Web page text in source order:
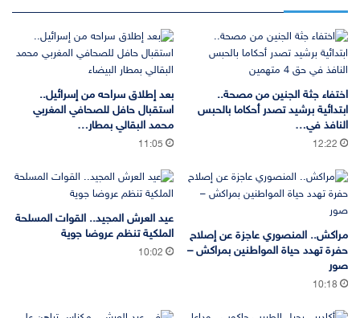
اختفاء جثة الجنين من مصحة..
ابتدائية برشيد تصدر أحكاما بالحبس
النافذ في…
12:22
بعد إطلاق سراحه من إسرائيل..
استقبال حافل للصحافي المغربي
محمد البقالي بمطار…
11:05
مراكش.. المنصوري عاجزة عن إصلاح
حفرة تهدد حياة المواطنين بمراكش –
صور
10:18
عيد العرش المجيد.. القوات المسلحة
الملكية تنظم عروضا جوية
10:02